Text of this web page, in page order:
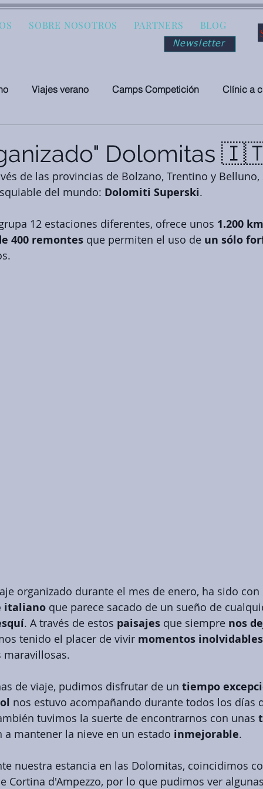
SOBRE NOSOTROS PARTNERS BLOG
Newsletter
Viajes verano Camps Competición Clínic a
Dolomitas
de las provincias de Bolzano, Trentino y
del mundo: Dolomiti Superski.
12 estaciones diferentes, ofrece unos 1.200
400 remontes que permiten el uso de un sólo
organizado durante el mes de enero, ha sido
italiano que parece sacado de un sueño de
. A través de estos paisajes que siempre nos
tenido el placer de vivir momentos inolvidables
maravillosas.
de viaje, pudimos disfrutar de un tiempo
nos estuvo acompañando durante todos los días
tuvimos la suerte de encontrarnos con unas
mantener la nieve en un estado inmejorable.
nuestra estancia en las Dolomitas, coincidimos
Cortina d'Ampezzo, por lo que pudimos ver